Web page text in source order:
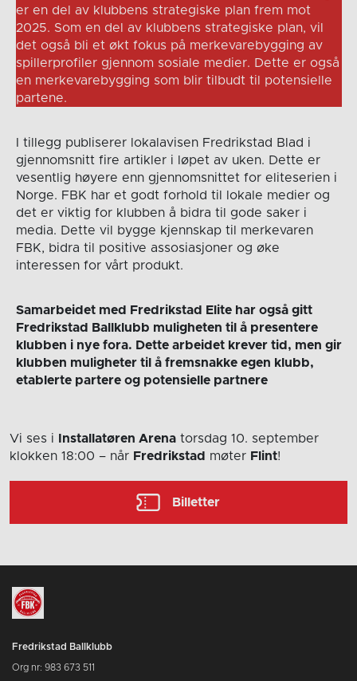
er en del av klubbens strategiske plan frem mot
2025. Som en del av klubbens strategiske plan, vil
det også bli et økt fokus på merkevarebygging av
spillerprofiler gjennom sosiale medier. Dette er også
en merkevarebygging som blir tilbudt til potensielle
partene.
I tillegg publiserer lokalavisen Fredrikstad Blad i
gjennomsnitt fire artikler i løpet av uken. Dette er
vesentlig høyere enn gjennomsnittet for eliteserien i
Norge. FBK har et godt forhold til lokale medier og
det er viktig for klubben å bidra til gode saker i
media. Dette vil bygge kjennskap til merkevaren
FBK, bidra til positive assosiasjoner og øke
interessen for vårt produkt.
Samarbeidet med Fredrikstad Elite har også gitt
Fredrikstad Ballklubb muligheten til å presentere
klubben i nye fora. Dette arbeidet krever tid, men gir
klubben muligheter til å fremsnakke egen klubb,
etablerte partere og potensielle partnere
Vi ses i Installatøren Arena torsdag 10. september
klokken 18:00 – når Fredrikstad møter Flint!
Billetter
Fredrikstad Ballklubb
Org nr: 983 673 511